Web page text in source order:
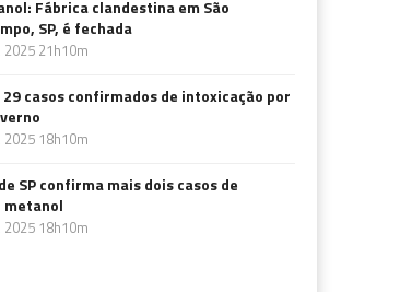
Fábrica clandestina em São
SP, é fechada
21h10m
29 casos confirmados de intoxicação por
18h10m
SP confirma mais dois casos de
metanol
18h10m